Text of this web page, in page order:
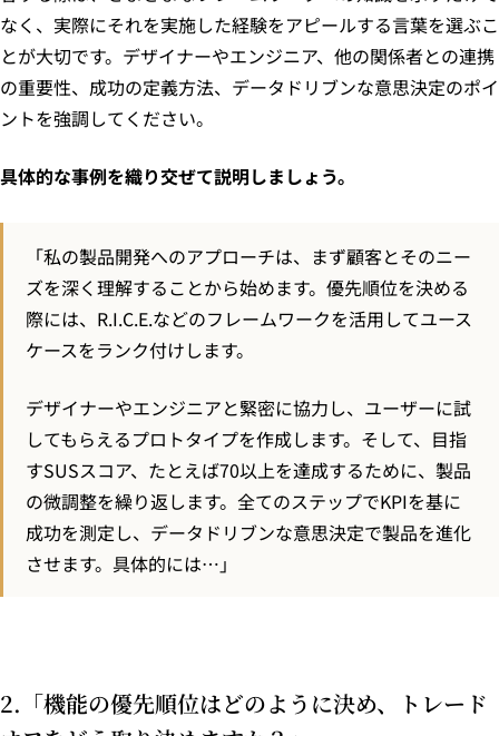
なく、実際にそれを実施した経験をアピールする言葉を選ぶこ
とが大切です。デザイナーやエンジニア、他の関係者との連携
の重要性、成功の定義方法、データドリブンな意思決定のポイ
ントを強調してください。
具体的な事例を織り交ぜて説明しましょう。
「私の製品開発へのアプローチは、まず顧客とそのニー
ズを深く理解することから始めます。優先順位を決める
際には、R.I.C.E.などのフレームワークを活用してユース
ケースをランク付けします。
デザイナーやエンジニアと緊密に協力し、ユーザーに試
してもらえるプロトタイプを作成します。そして、目指
すSUSスコア、たとえば70以上を達成するために、製品
の微調整を繰り返します。全てのステップでKPIを基に
成功を測定し、データドリブンな意思決定で製品を進化
させます。具体的には…」
2.「機能の優先順位はどのように決め、トレード